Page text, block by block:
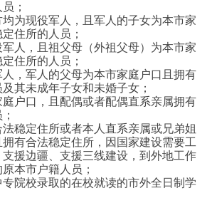
；
均为现役军人，且军人的子女为本市家
住所的人员；
军人，且祖父母（外祖父母）为本市家
住所的人员；
人，军人的父母为本市家庭户口且拥有
其未成年子女和未婚子女；
庭户口，且配偶或者配偶直系亲属拥有
法稳定住所或者本人直系亲属或兄弟姐
有合法稳定住所，因国家建设需要工
援边疆、支援三线建设，到外地工作
本市户籍人员；
专院校录取的在校就读的市外全日制学